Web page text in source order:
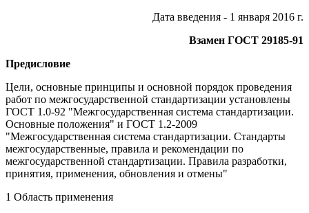
Дата введения - 1 января 2016 г.
Взамен ГОСТ 29185-91
Предисловие
Цели, основные принципы и основной порядок проведения
работ по межгосударственной стандартизации установлены
ГОСТ 1.0-92 "Межгосударственная система стандартизации.
Основные положения" и ГОСТ 1.2-2009
"Межгосударственная система стандартизации. Стандарты
межгосударственные, правила и рекомендации по
межгосударственной стандартизации. Правила разработки,
принятия, применения, обновления и отмены"
1 Область применения